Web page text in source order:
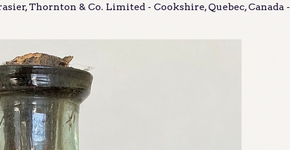
Thornton & Co. Limited - Cookshire, Quebec, Canada -